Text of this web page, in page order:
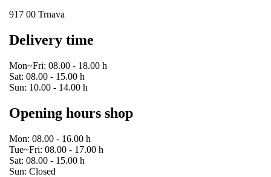
917 00 Trnava
Delivery time
Mon~Fri: 08.00 - 18.00 h
Sat: 08.00 - 15.00 h
Sun: 10.00 - 14.00 h
Opening hours shop
Mon: 08.00 - 16.00 h
Tue~Fri: 08.00 - 17.00 h
Sat: 08.00 - 15.00 h
Sun: Closed